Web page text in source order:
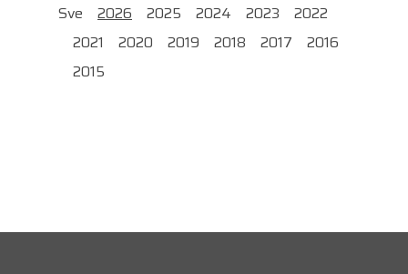
Sve
2026 2025 2024 2023
2022
2021
2020 2019 2018 2017
2016
2015